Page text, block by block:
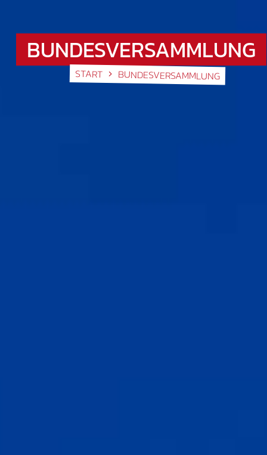
BUNDESVERSAMMLUNG
START BUNDESVERSAMMLUNG